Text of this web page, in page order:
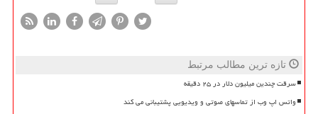
تازه ترین مطالب مرتبط
سرقت چندین میلیون دلار در ۲۵ دقیقه
واتس اپ وب از تماسهای صوتی و ویدیویی پشتیبانی می کند